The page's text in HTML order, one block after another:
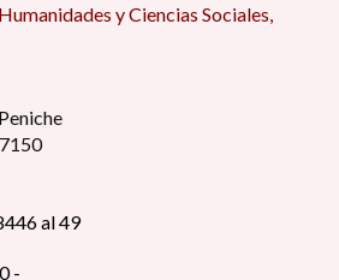
y Ciencias Sociales,
al 49
-